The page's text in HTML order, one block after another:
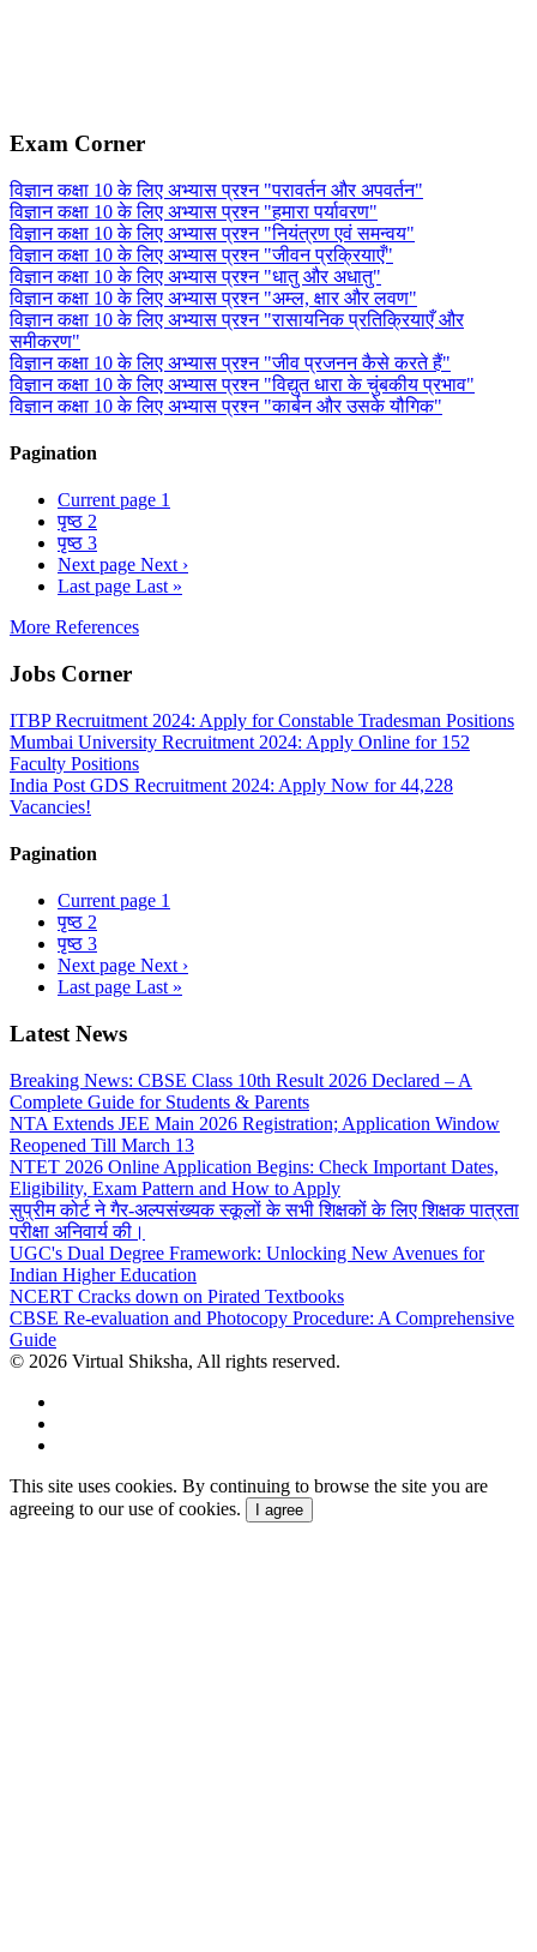
Exam Corner
विज्ञान कक्षा 10 के लिए अभ्यास प्रश्न "परावर्तन और अपवर्तन"
विज्ञान कक्षा 10 के लिए अभ्यास प्रश्न "हमारा पर्यावरण"
विज्ञान कक्षा 10 के लिए अभ्यास प्रश्न "नियंत्रण एवं समन्वय"
विज्ञान कक्षा 10 के लिए अभ्यास प्रश्न "जीवन प्रक्रियाएँ"
विज्ञान कक्षा 10 के लिए अभ्यास प्रश्न "धातु और अधातु"
विज्ञान कक्षा 10 के लिए अभ्यास प्रश्न "अम्ल, क्षार और लवण"
विज्ञान कक्षा 10 के लिए अभ्यास प्रश्न "रासायनिक प्रतिक्रियाएँ और
समीकरण"
विज्ञान कक्षा 10 के लिए अभ्यास प्रश्न "जीव प्रजनन कैसे करते हैं"
विज्ञान कक्षा 10 के लिए अभ्यास प्रश्न "विद्युत धारा के चुंबकीय प्रभाव"
विज्ञान कक्षा 10 के लिए अभ्यास प्रश्न "कार्बन और उसके यौगिक"
Pagination
Current page 1
पृष्ठ 2
पृष्ठ 3
Next page Next ›
Last page Last »
More References
Jobs Corner
ITBP Recruitment 2024: Apply for Constable Tradesman Positions
Mumbai University Recruitment 2024: Apply Online for 152
Faculty Positions
India Post GDS Recruitment 2024: Apply Now for 44,228
Vacancies!
Pagination
Current page 1
पृष्ठ 2
पृष्ठ 3
Next page Next ›
Last page Last »
Latest News
Breaking News: CBSE Class 10th Result 2026 Declared – A
Complete Guide for Students & Parents
NTA Extends JEE Main 2026 Registration; Application Window
Reopened Till March 13
NTET 2026 Online Application Begins: Check Important Dates,
Eligibility, Exam Pattern and How to Apply
सुप्रीम कोर्ट ने गैर-अल्पसंख्यक स्कूलों के सभी शिक्षकों के लिए शिक्षक पात्रता
परीक्षा अनिवार्य की।
UGC's Dual Degree Framework: Unlocking New Avenues for
Indian Higher Education
NCERT Cracks down on Pirated Textbooks
CBSE Re-evaluation and Photocopy Procedure: A Comprehensive
Guide
© 2026 Virtual Shiksha, All rights reserved.
This site uses cookies. By continuing to browse the site you are
agreeing to our use of cookies.
I agree